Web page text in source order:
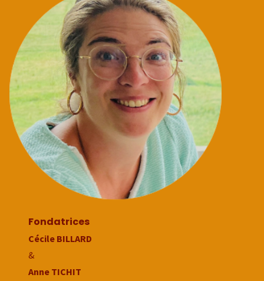
Fondatrices
Cécile BILLARD
&
Anne TICHIT